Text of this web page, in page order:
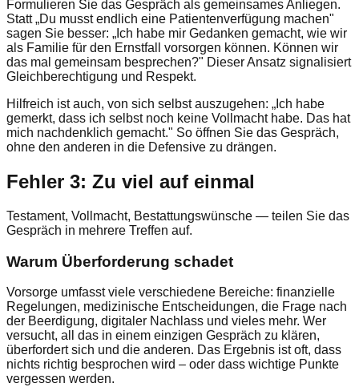
Formulieren Sie das Gespräch als gemeinsames Anliegen.
Statt „Du musst endlich eine Patientenverfügung machen"
sagen Sie besser: „Ich habe mir Gedanken gemacht, wie wir
als Familie für den Ernstfall vorsorgen können. Können wir
das mal gemeinsam besprechen?" Dieser Ansatz signalisiert
Gleichberechtigung und Respekt.
Hilfreich ist auch, von sich selbst auszugehen: „Ich habe
gemerkt, dass ich selbst noch keine Vollmacht habe. Das hat
mich nachdenklich gemacht." So öffnen Sie das Gespräch,
ohne den anderen in die Defensive zu drängen.
Fehler 3: Zu viel auf einmal
Testament, Vollmacht, Bestattungswünsche — teilen Sie das
Gespräch in mehrere Treffen auf.
Warum Überforderung schadet
Vorsorge umfasst viele verschiedene Bereiche: finanzielle
Regelungen, medizinische Entscheidungen, die Frage nach
der Beerdigung, digitaler Nachlass und vieles mehr. Wer
versucht, all das in einem einzigen Gespräch zu klären,
überfordert sich und die anderen. Das Ergebnis ist oft, dass
nichts richtig besprochen wird – oder dass wichtige Punkte
vergessen werden.